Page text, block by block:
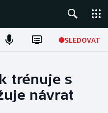
SLEDOVAT
trénuje s
návrat